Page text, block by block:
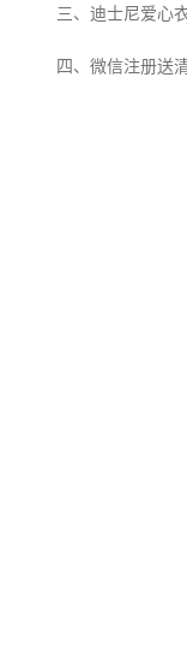
三、迪士尼爱心
四、微信注册送